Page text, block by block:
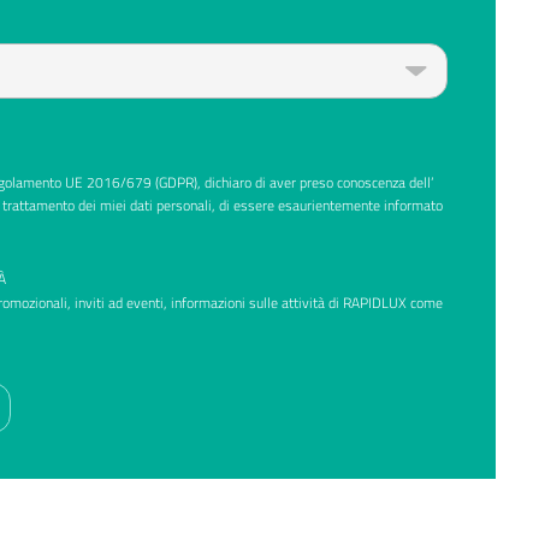
UE 2016/679 (GDPR), dichiaro di aver preso conoscenza dell’
dei miei dati personali, di essere esaurientemente informato
inviti ad eventi, informazioni sulle attività di RAPIDLUX come